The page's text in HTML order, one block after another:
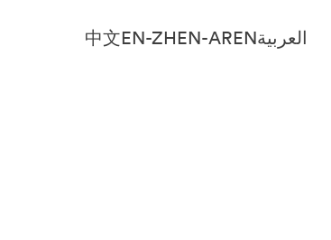
العربيةEN
EN-AR
EN-ZH
中文